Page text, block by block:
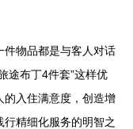
件物品都是与客人对话
途布丁4件套”这样优
的入住满意度，创造增
精细化服务的明智之